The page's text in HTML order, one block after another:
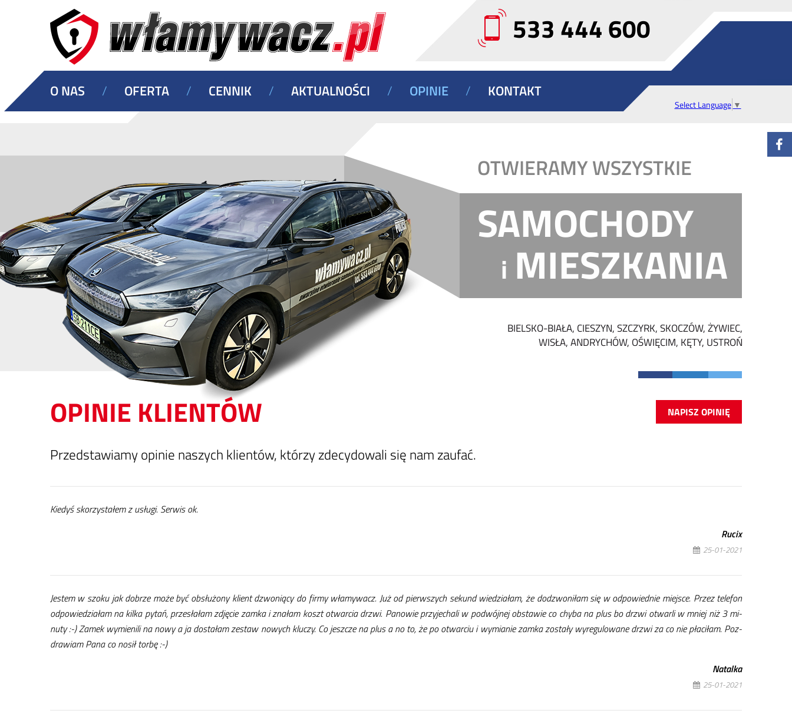
OTWIERAMY WSZYSTKIE
SAMOCHODY
i MIESZKANIA
O NAS / OFERTA / CENNIK / AKTUALNOŚCI / OPINIE / KONTAKT
Select Language ▼
533 444 600
BIELSKO-BIAŁA, CIESZYN, SZCZYRK, SKOCZÓW, ŻYWIEC,
WISŁA, ANDRYCHÓW, OŚWIĘCIM, KĘTY, USTROŃ
OPINIE KLIENTÓW NAPISZ OPINIĘ
Przed­sta­wia­my opi­nie na­szych klien­tów, któ­rzy zde­cy­do­wa­li się nam za­ufać.
Kie­dyś sko­rzy­sta­łem z usłu­gi. Ser­wis ok.
Ru­cix
25-01-2021
Je­stem w szo­ku jak do­brze mo­że być ob­słu­żo­ny klient dzwo­nią­cy do fir­my wła­my­wacz. Już od pierw­szych se­kund wie­dzia­łam, że do­dzwo­ni­łam się w od­po­wied­nie miej­sce. Przez te­le­fon
odpowie­dzia­łam na kil­ka py­tań, prze­sła­łam zdję­cie zam­ka i zna­łam koszt otwar­cia drzwi. Pa­no­wie przy­je­cha­li w po­dwój­nej ob­sta­wie co chy­ba na plus bo drzwi otwar­li w mniej niż 3 mi­
nu­ty :-) Za­mek wy­mie­ni­li na no­wy a ja do­sta­łam ze­staw no­wych klu­czy. Co jesz­cze na plus a no to, że po otwar­ciu i wy­mia­nie zam­ka zo­sta­ły wy­re­gu­lo­wa­ne drzwi za co nie pła­ci­łam. Poz­
dra­wiam Pa­na co no­sił tor­bę :-)
Na­tal­ka
25-01-2021